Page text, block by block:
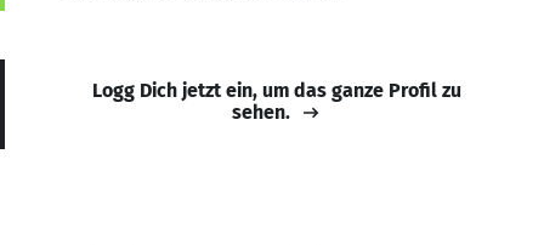
Logg Dich jetzt ein, um das ganze Profil zu
sehen.